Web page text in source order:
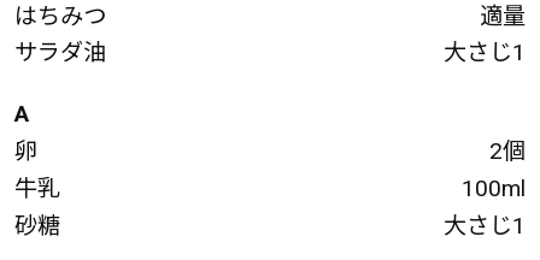
はちみつ
適量
サラダ油
大さじ1
A
卵
2個
牛乳
100ml
砂糖
大さじ1